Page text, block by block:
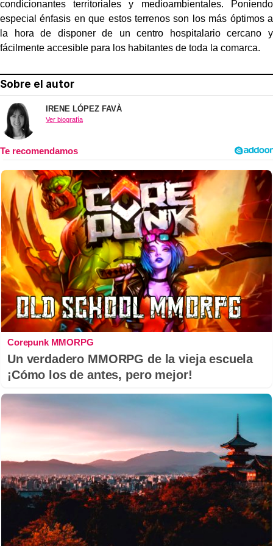
condicionantes territoriales y medioambientales. Poniendo
especial énfasis en que estos terrenos son los más óptimos a
la hora de disponer de un centro hospitalario cercano y
fácilmente accesible para los habitantes de toda la comarca.
Sobre el autor
IRENE LÓPEZ FAVÀ
Ver biografía
Corepunk MMORPG
Un verdadero MMORPG de la vieja escuela
¡Cómo los de antes, pero mejor!